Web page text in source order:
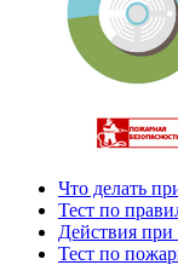
Что делать
Тест по
Действия при
Тест по